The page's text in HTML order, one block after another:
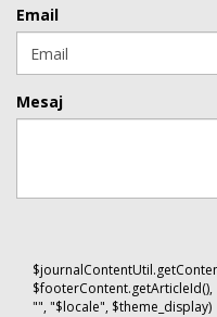
Email
Mesaj
$footerContent.getArticleId(),
"", "$locale", $theme_display)